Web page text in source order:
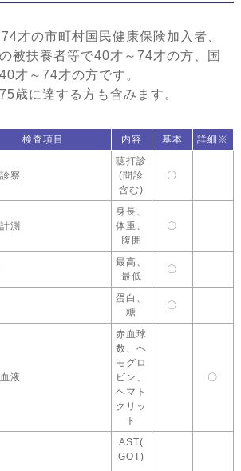
才の市町村国民健康保険加入者、
被扶養者等で40才～74才の方、国
才～74才の方です。
歳に達する方も含みます。
検査項目 内容 基本 詳細※
察
聴打診
(問診
含む)
〇
測
身長、
体重、
腹囲
〇
最高、
最低
〇
蛋白、
糖
〇
液
赤血球
数、ヘ
モグロ
ビン、
ヘマト
クリッ
ト
〇
AST(
GOT)